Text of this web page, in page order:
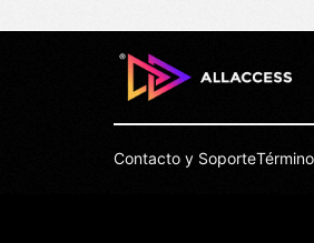
Contacto y Soporte